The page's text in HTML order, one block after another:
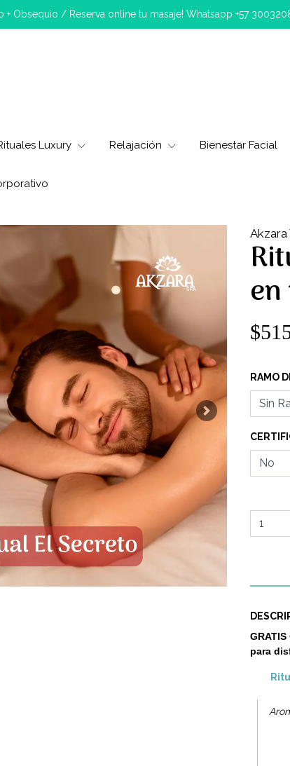
+ Obsequio / Reserva online tu masaje! Whatsapp +57
Luxury Relajación Bienestar Facial
Next
RAMO
para